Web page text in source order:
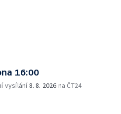
16:00
vysílání8. 8. 2026 na ČT24